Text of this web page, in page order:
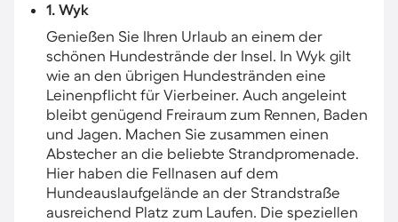
1. Wyk
Genießen Sie Ihren Urlaub an einem der
schönen Hundestrände der Insel. In Wyk gilt
wie an den übrigen Hundestränden eine
Leinenpflicht für Vierbeiner. Auch angeleint
bleibt genügend Freiraum zum Rennen, Baden
und Jagen. Machen Sie zusammen einen
Abstecher an die beliebte Strandpromenade.
Hier haben die Fellnasen auf dem
Hundeauslaufgelände an der Strandstraße
ausreichend Platz zum Laufen. Die speziellen